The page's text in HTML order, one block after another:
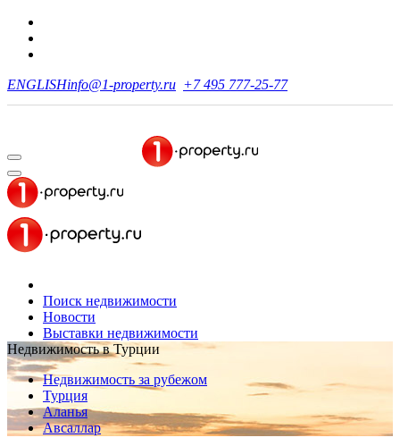
ENGLISHinfo@1-property.ru +7 495 777-25-77
Поиск недвижимости
Новости
Выставки недвижимости
Недвижимость в Турции
Недвижимость за рубежом
Турция
Аланья
Авсаллар